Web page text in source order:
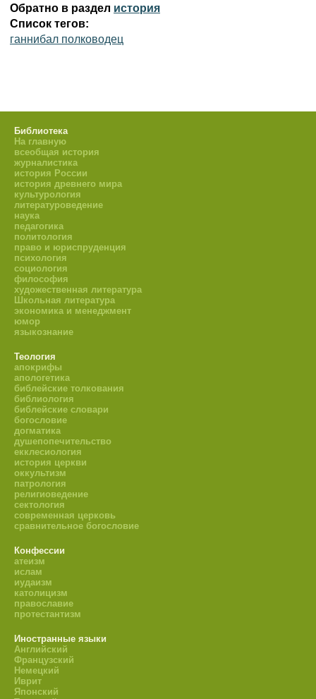
Обратно в раздел история
Список тегов:
ганнибал полководец
Библиотека
На главную
всеобщая история
журналистика
история России
история древнего мира
культурология
литературоведение
наука
педагогика
политология
право и юриспруденция
психология
социология
философия
художественная литература
Школьная литература
экономика и менеджмент
юмор
языкознание
Теология
апокрифы
апологетика
библейские толкования
библиология
библейские словари
богословие
догматика
душепопечительство
екклесиология
история церкви
оккультизм
патрология
религиоведение
сектология
современная церковь
сравнительное богословие
Конфессии
атеизм
ислам
иудаизм
католицизм
православие
протестантизм
Иностранные языки
Английский
Французский
Немецкий
Иврит
Японский